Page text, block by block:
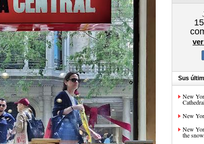
15
Sus
New
New
New
the snow.